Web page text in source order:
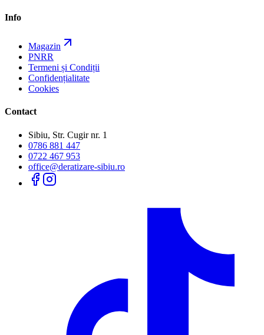
Info
Magazin
PNRR
Termeni și Condiții
Confidențialitate
Cookies
Contact
Sibiu, Str. Cugir nr. 1
0786 881 447
0722 467 953
office@deratizare-sibiu.ro